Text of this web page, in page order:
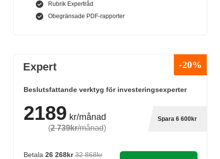
Rubrik Expertråd
Obegränsade PDF-rapporter
Expert -20%
Beslutsfattande verktyg för investeringsexperter
2189 kr/månad
(2 739kr/månad)
Spara 6 600kr
Betala 26 268kr 32 868kr